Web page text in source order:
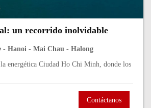
un recorrido inolvidable
Hanoi - Mai Chau - Halong
energética Ciudad Ho Chi Minh, donde los
Contáctanos